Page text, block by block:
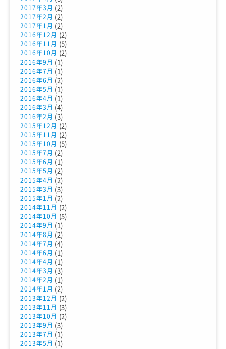
2017年3月 (2)
2017年2月 (2)
2017年1月 (2)
2016年12月 (2)
2016年11月 (5)
2016年10月 (2)
2016年9月 (1)
2016年7月 (1)
2016年6月 (2)
2016年5月 (1)
2016年4月 (1)
2016年3月 (4)
2016年2月 (3)
2015年12月 (2)
2015年11月 (2)
2015年10月 (5)
2015年7月 (2)
2015年6月 (1)
2015年5月 (2)
2015年4月 (2)
2015年3月 (3)
2015年1月 (2)
2014年11月 (2)
2014年10月 (5)
2014年9月 (1)
2014年8月 (2)
2014年7月 (4)
2014年6月 (1)
2014年4月 (1)
2014年3月 (3)
2014年2月 (1)
2014年1月 (2)
2013年12月 (2)
2013年11月 (3)
2013年10月 (2)
2013年9月 (3)
2013年7月 (1)
2013年5月 (1)